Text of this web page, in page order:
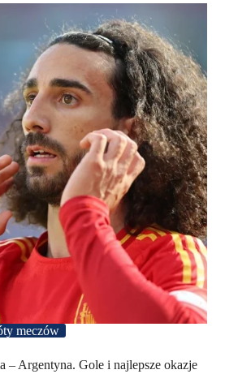
meczów
– Argentyna. Gole i najlepsze okazje